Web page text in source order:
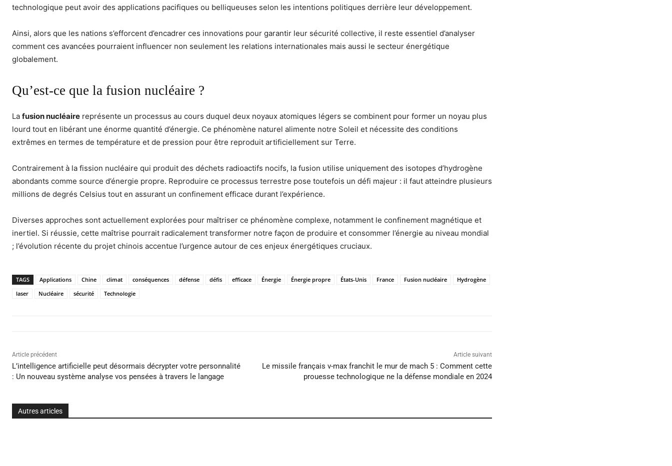
technologique peut avoir des applications pacifiques ou belliqueuses selon les intentions politiques derrière leur développement.
Ainsi, alors que les nations s’efforcent d’encadrer ces innovations pour garantir leur sécurité collective, il reste essentiel d’analyser
comment ces avancées pourraient influencer non seulement les relations internationales mais aussi le secteur énergétique
globalement.
Qu’est-ce que la fusion nucléaire ?
La fusion nucléaire représente un processus au cours duquel deux noyaux atomiques légers se combinent pour former un noyau plus
lourd tout en libérant une énorme quantité d’énergie. Ce phénomène naturel alimente notre Soleil et nécessite des conditions
extrêmes en termes de température et de pression pour être reproduit artificiellement sur Terre.
Contrairement à la fission nucléaire qui produit des déchets radioactifs nocifs, la fusion utilise uniquement des isotopes d’hydrogène
abondants comme source d’énergie propre. Reproduire ce processus terrestre pose toutefois un défi majeur : il faut atteindre plusieurs
millions de degrés Celsius tout en assurant un confinement efficace durant l’expérience.
Diverses approches sont actuellement explorées pour maîtriser ce phénomène complexe, notamment le confinement magnétique et
inertiel. Si réussie, cette maîtrise pourrait radicalement transformer notre façon de produire et consommer l’énergie au niveau mondial
; l’évolution récente du projet chinois accentue l’urgence autour de ces enjeux énergétiques cruciaux.
TAGS Applications Chine climat conséquences défense défis efficace Énergie Énergie propre États-Unis France Fusion nucléaire
Hydrogène
laser
Nucléaire sécurité Technologie
Article précédent
L’intelligence artificielle peut désormais décrypter votre personnalité
: Un nouveau système analyse vos pensées à travers le langage
Article suivant
Le missile français v-max franchit le mur de mach 5 : Comment cette
prouesse technologique ne la défense mondiale en 2024
Autres articles